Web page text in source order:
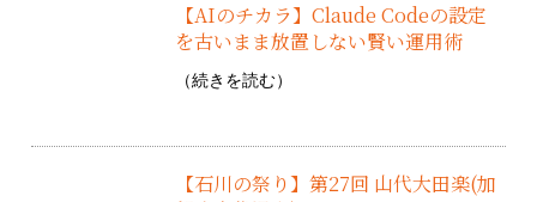
【AIのチカラ】Claude Codeの設定
を古いまま放置しない賢い運用術
（続きを読む）
【石川の祭り】第27回 山代大田楽(加